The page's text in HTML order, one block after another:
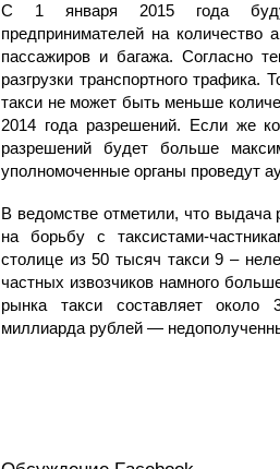
С 1 января 2015 года будут
предпринимателей на количество
пассажиров и багажа. Согласно
разгрузки транспортного трафика.
такси не может быть меньше
2014 года разрешений. Если же
разрешений будет больше
уполномоченные органы проведут
В ведомстве отметили, что выдача
на борьбу с таксистами-
столице из 50 тысяч такси 9 –
частных извозчиков намного
рынка такси составляет
миллиарда рублей —